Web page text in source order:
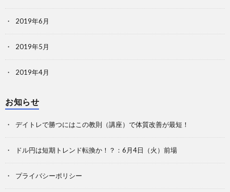
2019年6月
2019年5月
2019年4月
お知らせ
デイトレで勝つにはこの教則（講座）で体質改善が最短！
ドル円は短期トレンド転換か！？：6月4日（火）前場
プライバシーポリシー